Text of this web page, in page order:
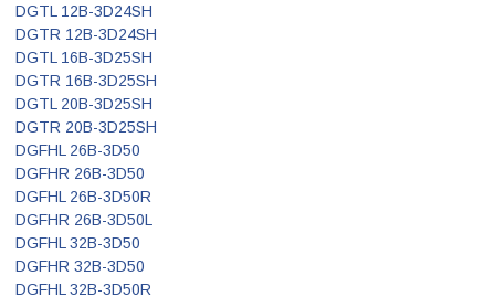
DGTL 12B-3D24SH
DGTR 12B-3D24SH
DGTL 16B-3D25SH
DGTR 16B-3D25SH
DGTL 20B-3D25SH
DGTR 20B-3D25SH
DGFHL 26B-3D50
DGFHR 26B-3D50
DGFHL 26B-3D50R
DGFHR 26B-3D50L
DGFHL 32B-3D50
DGFHR 32B-3D50
DGFHL 32B-3D50R